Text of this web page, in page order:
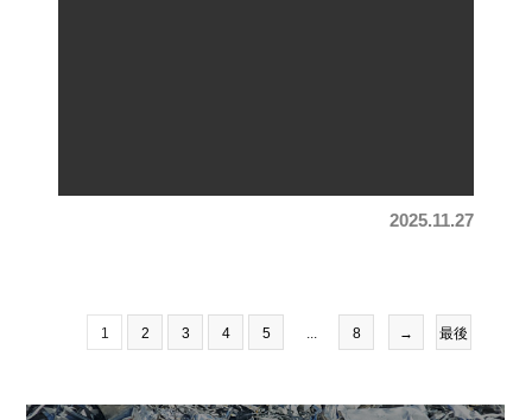
2025.11.27
1 2 3 4 5 ... 8 → 最後